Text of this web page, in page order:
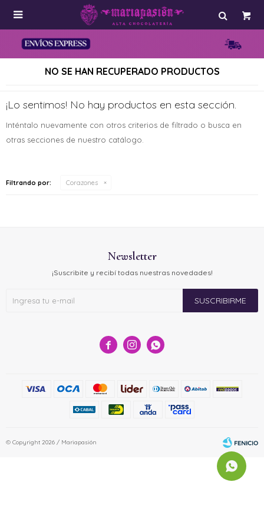

NO SE HAN RECUPERADO PRODUCTOS
¡Lo sentimos! No hay productos en esta sección.
Inténtalo nuevamente con otros criterios de filtrado o busca en
otras secciones de nuestro catálogo.
Filtrando por: Corazones
  
Newsletter
¡Suscribite y recibí todas nuestras novedades!
SUSCRIBIRME
© Copyright 2026 / Mariapasión